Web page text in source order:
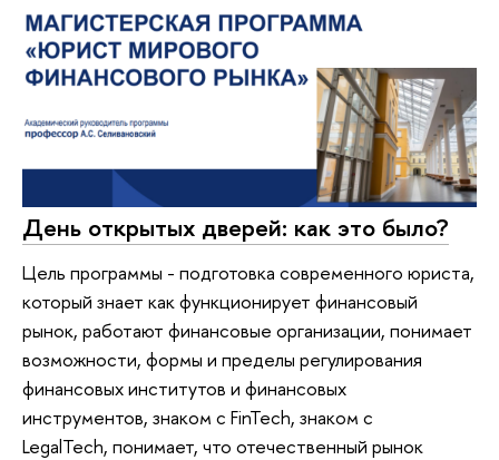
День открытых дверей: как это было?
Цель программы - подготовка современного юриста,
который знает как функционирует финансовый
рынок, работают финансовые организации, понимает
возможности, формы и пределы регулирования
финансовых институтов и финансовых
инструментов, знаком с FinTech, знаком с
LegalTech, понимает, что отечественный рынок